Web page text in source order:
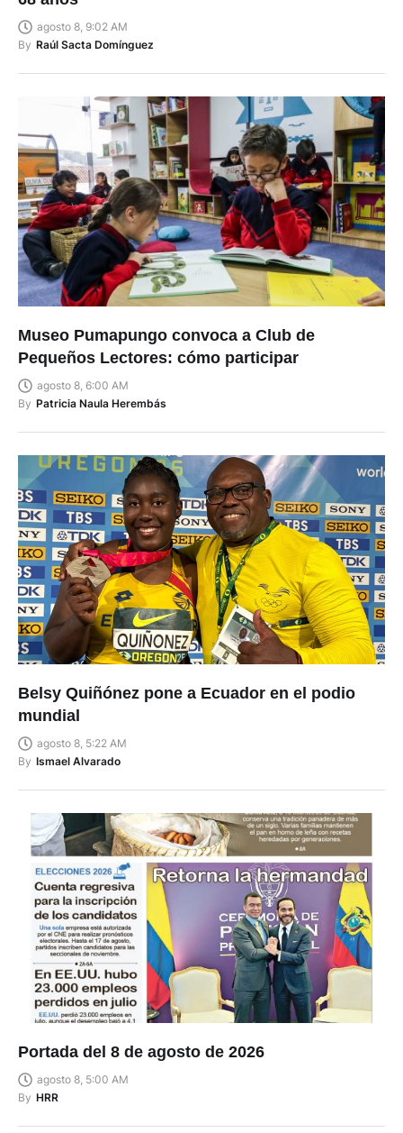
agosto 8, 9:02 AM
By Raúl Sacta Domínguez
Museo Pumapungo convoca a Club de
Pequeños Lectores: cómo participar
agosto 8, 6:00 AM
By Patricia Naula Herembás
Belsy Quiñónez pone a Ecuador en el podio
mundial
agosto 8, 5:22 AM
By Ismael Alvarado
Portada del 8 de agosto de 2026
agosto 8, 5:00 AM
By HRR